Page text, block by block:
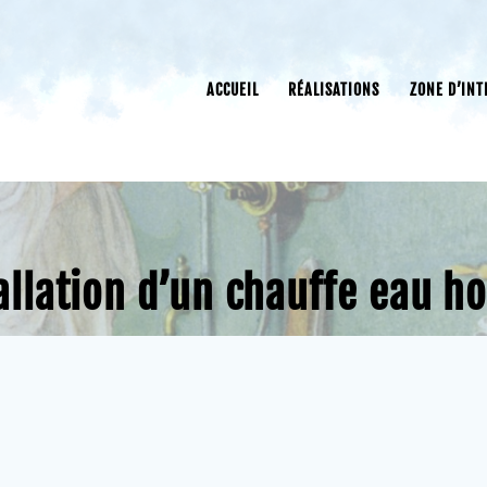
ACCUEIL RÉALISATIONS ZONE
d’un chauffe eau